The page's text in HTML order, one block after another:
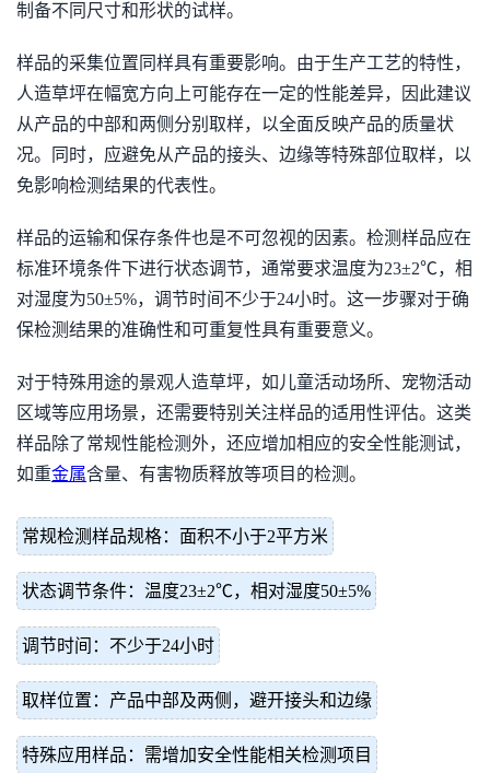
制备不同尺寸和形状的试样。
样品的采集位置同样具有重要影响。由于生产工艺的特性，
人造草坪在幅宽方向上可能存在一定的性能差异，因此建议
从产品的中部和两侧分别取样，以全面反映产品的质量状
况。同时，应避免从产品的接头、边缘等特殊部位取样，以
免影响检测结果的代表性。
样品的运输和保存条件也是不可忽视的因素。检测样品应在
标准环境条件下进行状态调节，通常要求温度为23±2℃，相
对湿度为50±5%，调节时间不少于24小时。这一步骤对于确
保检测结果的准确性和可重复性具有重要意义。
对于特殊用途的景观人造草坪，如儿童活动场所、宠物活动
区域等应用场景，还需要特别关注样品的适用性评估。这类
样品除了常规性能检测外，还应增加相应的安全性能测试，
如重金属含量、有害物质释放等项目的检测。
常规检测样品规格：面积不小于2平方米
状态调节条件：温度23±2℃，相对湿度50±5%
调节时间：不少于24小时
取样位置：产品中部及两侧，避开接头和边缘
特殊应用样品：需增加安全性能相关检测项目